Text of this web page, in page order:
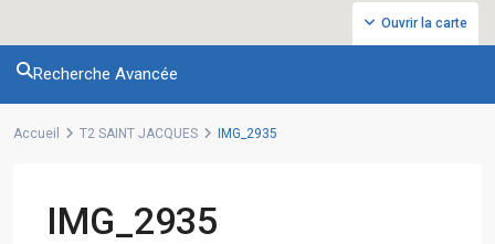
Ouvrir la carte
Recherche Avancée
Accueil T2 SAINT JACQUES IMG_2935
IMG_2935